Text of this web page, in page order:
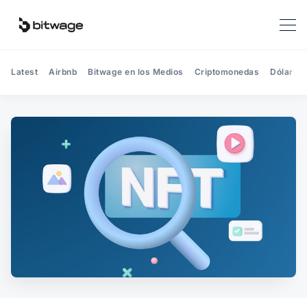
Latest Airbnb Bitwage en los Medios Criptomonedas Dólar